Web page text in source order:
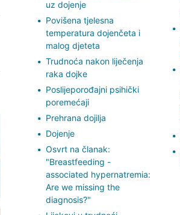
uz dojenje
Povišena tjelesna
temperatura dojenčeta i
malog djeteta
Trudnoća nakon liječenja
raka dojke
Poslijeporođajni psihički
poremećaji
Prehrana dojilja
Dojenje
Osvrt na članak:
"Breastfeeding -
associated hypernatremia:
Are we missing the
diagnosis?"